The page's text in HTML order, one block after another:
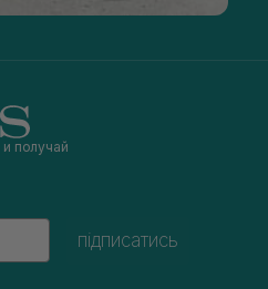
и получай
підписатись